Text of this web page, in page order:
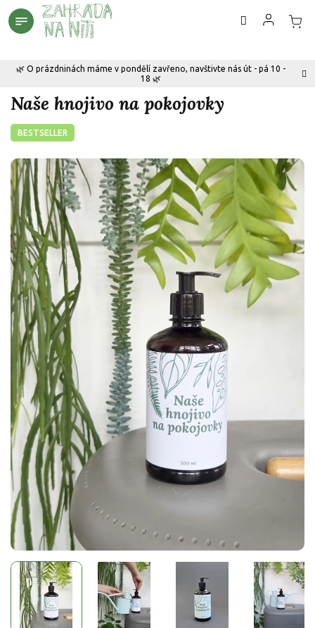
Přejít
na
🌿 O prázdninách máme v pondělí zavřeno, navštivte nás út - pá 10 -
18 🌿
Naše hnojivo na pokojovky
BESTSELLER